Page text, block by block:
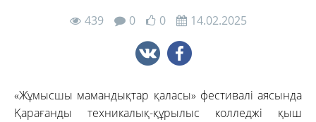
439 0 0 14.02.2025
«Жұмысшы мамандықтар қаласы» фестивалі аясында
Қарағанды техникалық-құрылыс колледжі қыш